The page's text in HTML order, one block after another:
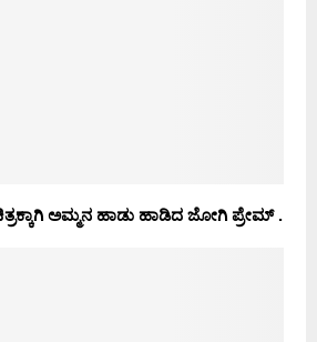
ಅಮ್ಮನ ಹಾಡು ಹಾಡಿದ ಜೋಗಿ ಪ್ರೇಮ್ .